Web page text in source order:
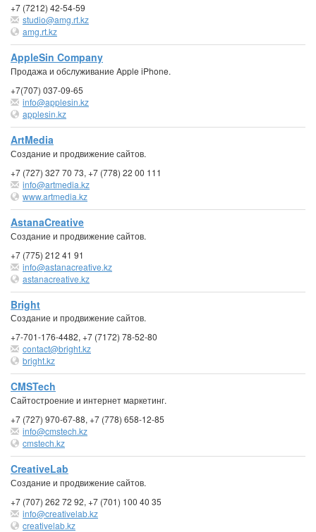
+7 (7212) 42-54-59
studio@amg.rt.kz
amg.rt.kz
AppleSin Company
Продажа и обслуживание Apple iPhone.
+7(707) 037-09-65
info@applesin.kz
applesin.kz
ArtMedia
Создание и продвижение сайтов.
+7 (727) 327 70 73, +7 (778) 22 00 111
info@artmedia.kz
www.artmedia.kz
AstanaCreative
Создание и продвижение сайтов.
+7 (775) 212 41 91
info@astanacreative.kz
astanacreative.kz
Bright
Создание и продвижение сайтов.
+7-701-176-4482, +7 (7172) 78-52-80
contact@bright.kz
bright.kz
CMSTech
Сайтостроение и интернет маркетинг.
+7 (727) 970-67-88, +7 (778) 658-12-85
info@cmstech.kz
cmstech.kz
CreativeLab
Создание и продвижение сайтов.
+7 (707) 262 72 92, +7 (701) 100 40 35
info@creativelab.kz
creativelab.kz